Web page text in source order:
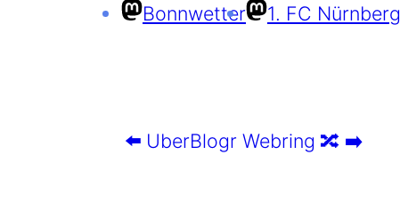
Bonnwetter 1. FC Nürnberg
⬅️ UberBlogr Webring 🔀 ➡️